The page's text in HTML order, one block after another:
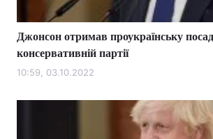
Джонсон отримав проукраїнську
консервативній партії
10:59, 03.10.2022